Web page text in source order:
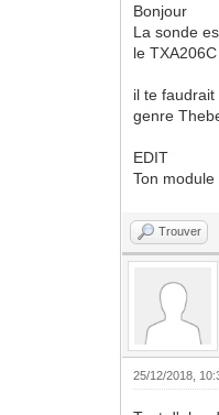
Bonjour
La sonde
le
il te
genre
EDIT
Ton
Trouver
25/12/2018,